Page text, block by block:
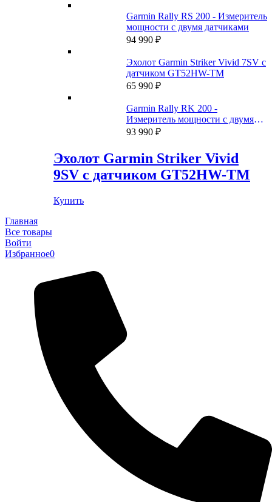
составляла
9
000 ₽.
3
000 ₽.
Garmin Rally RS 200 - Измеритель
мощности с двумя датчиками
94 990 ₽
Эхолот Garmin Striker Vivid 7SV с
датчиком GT52HW-TM
65 990 ₽
Garmin Rally RK 200 -
Измеритель мощности с двумя
датчиками
93 990 ₽
Эхолот Garmin Striker Vivid
9SV с датчиком GT52HW-TM
Купить
Главная
Все товары
Войти
Избранное0